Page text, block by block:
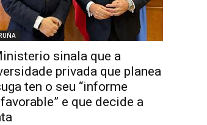
sinala que a
privada que planea
ten o seu “informe
e que decide a